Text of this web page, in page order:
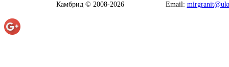
Камбрид © 2008-2026 Email: